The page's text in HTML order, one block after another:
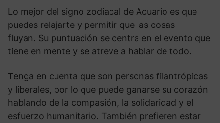
Lo mejor del signo zodiacal de Acuario es que
puedes relajarte y permitir que las cosas
fluyan. Su puntuación se centra en el evento que
tiene en mente y se atreve a hablar de todo.
Tenga en cuenta que son personas filantrópicas
y liberales, por lo que puede ganarse su corazón
hablando de la compasión, la solidaridad y el
esfuerzo humanitario. También prefieren estar